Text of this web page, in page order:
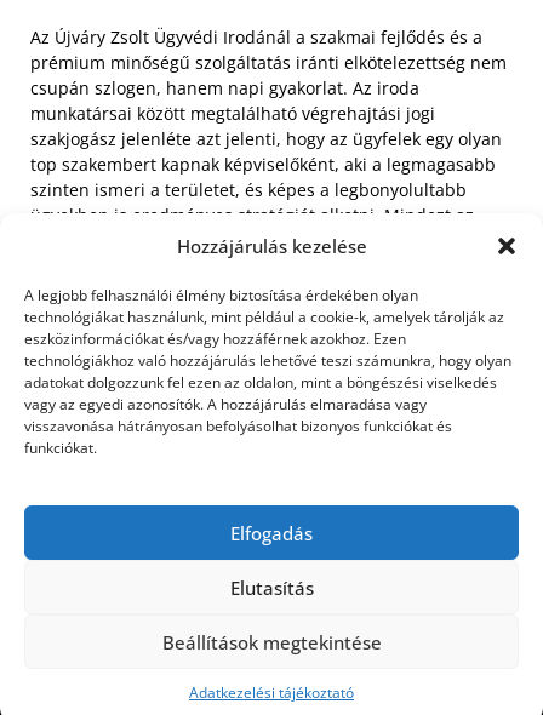
Hozzájárulás kezelése
A legjobb felhasználói élmény biztosítása érdekében olyan
technológiákat használunk, mint például a cookie-k, amelyek tárolják az
eszközinformációkat és/vagy hozzáférnek azokhoz. Ezen
technológiákhoz való hozzájárulás lehetővé teszi számunkra, hogy olyan
adatokat dolgozzunk fel ezen az oldalon, mint a böngészési viselkedés
vagy az egyedi azonosítók. A hozzájárulás elmaradása vagy
visszavonása hátrányosan befolyásolhat bizonyos funkciókat és
funkciókat.
Elfogadás
Elutasítás
Beállítások megtekintése
Adatkezelési tájékoztató
Az Újváry Zsolt Ügyvédi Irodánál a szakmai fejlődés és a
prémium minőségű szolgáltatás iránti elkötelezettség nem
csupán szlogen, hanem napi gyakorlat. Az iroda
munkatársai között megtalálható végrehajtási jogi
szakjogász jelenléte azt jelenti, hogy az ügyfelek egy olyan
top szakembert kapnak képviselőként, aki a legmagasabb
szinten ismeri a területet, és képes a legbonyolultabb
ügyekben is eredményes stratégiát alkotni. Mindezt az
iroda megfizethető árakon kínálja, bizonyítva, hogy a kiváló
együtt elérhetetlen díjakkal. Ha végrehajtás fenyegeti a
vagyonát, válassza Budapest egyik legjobb ügyvédi
irodáját, és tegye meg az első lépést a megoldás és a
nyugalom visszaszerzése felé még ma!
« Előző: Golf 4
minőség az
Budapest műhelyében
WordPress Theme